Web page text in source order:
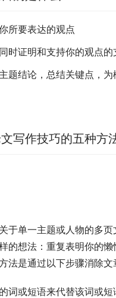
所要表达的观点
时证明和支持你的观点的
题结论，总结关键点，
写作技巧的五种方
于单一主题或人物的多
的想法：重复表明你的
法是通过以下步骤消除文
词或短语来代替该词或